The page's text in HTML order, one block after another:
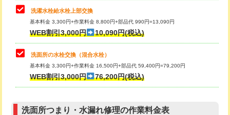
排水管工事（追加 排水管工事/3ｍ超
え）
マス交換（土の掘削・埋め戻し作業）
マス交換（深さ50㎝未満）
マス交換（深さ50㎝以上）
交換・取付（タンク）
交換・取付(単水栓（壁付・デッキ
式）)
交換・取付(混合水栓（壁付・デッキ
式・ワンホール）)
16,500円+材料費
（P/S/ポップアップ））
洗濯水栓給水栓上部交換
基本料金 3,300円+作業料金 8,800円+部品代 990円=13,090円
WEB割引3,000円 10,090円(税込)
洗面所の水栓交換（混合水栓）
基本料金 3,300円+作業料金 16,500円+部品代 59,400円=79,200円
WEB割引3,000円 76,200円(税込)
洗面所つまり・水漏れ修理の作業料金表